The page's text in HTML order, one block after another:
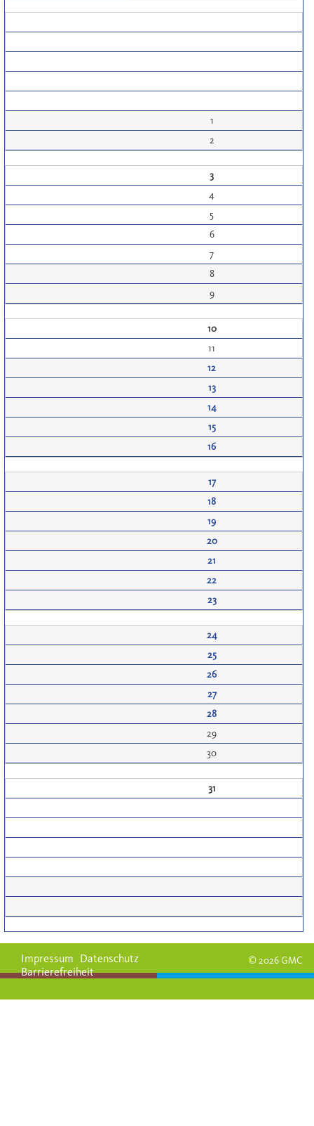
1
2
3
4
5
6
7
8
9
10
11
12
13
14
15
16
17
18
19
20
21
22
23
24
25
26
27
28
29
30
31
© 2026 GMC
Impressum Datenschutz
Barrierefreiheit